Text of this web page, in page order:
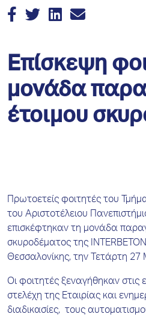
Επίσκεψη
μονάδα
έτοιμου
Πρωτοετείς φοιτητές του
του Αριστοτέλειου
επισκέφτηκαν τη μονάδα
σκυροδέματος της
Θεσσαλονίκης, την Τετάρτη 27
Οι φοιτητές ξεναγήθηκαν στις
στελέχη της Εταιρίας και
διαδικασίες, τους